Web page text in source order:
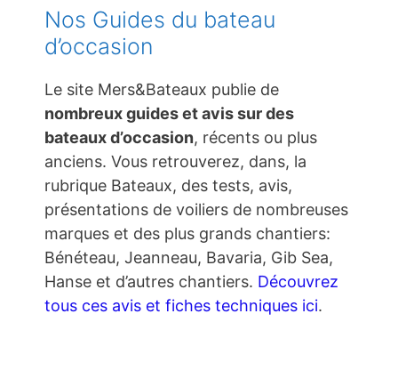
Nos Guides du bateau
d’occasion
Le site Mers&Bateaux publie de
nombreux guides et avis sur des
bateaux d’occasion, récents ou plus
anciens. Vous retrouverez, dans, la
rubrique Bateaux, des tests, avis,
présentations de voiliers de nombreuses
marques et des plus grands chantiers:
Bénéteau, Jeanneau, Bavaria, Gib Sea,
Hanse et d’autres chantiers. Découvrez
tous ces avis et fiches techniques ici.